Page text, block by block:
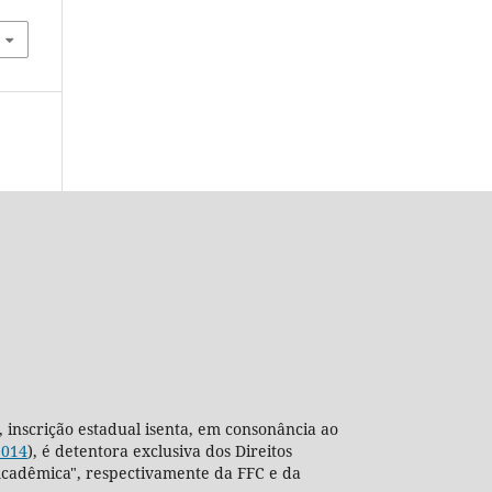
inscrição estadual isenta, em consonância ao
), é detentora exclusiva dos Direitos
respectivamente da FFC e da